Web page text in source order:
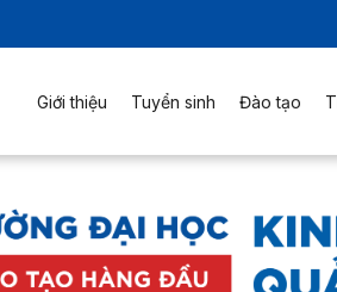
Giới thiệu Tuyển sinh Đào tạo